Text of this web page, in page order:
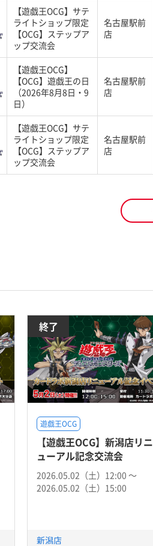
【遊戯王OCG】サテ
ライトショップ限定
【OCG】ステップア
ップ交流会
名古屋駅前
店
【遊戯王OCG】
【OCG】遊戯王の日
（2026年8月8日・9
日）
名古屋駅前
店
【遊戯王OCG】サテ
ライトショップ限定
【OCG】ステップア
ップ交流会
名古屋駅前
店
終了
遊戯王OCG
【遊戯王OCG】新潟店リニ
ューアル記念交流会
2026.05.02（土）12:00 〜
2026.05.02（土）15:00
新潟店